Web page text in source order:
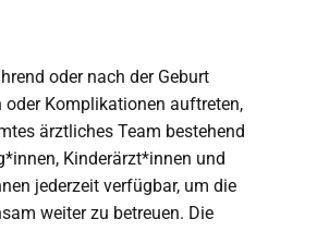
oder nach der Geburt
Komplikationen auftreten,
ärztliches Team bestehend
Kinderärzt*innen und
jederzeit verfügbar, um die
weiter zu betreuen. Die